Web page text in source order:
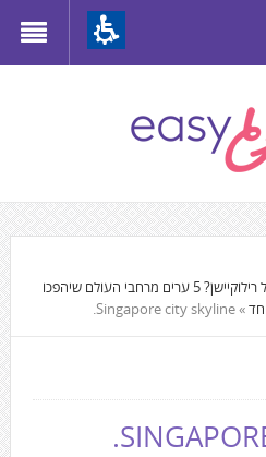
חולמים על רילוקיישן? 5 ערים מרחבי העולם שיהפכו
»
Singapore city skyline.